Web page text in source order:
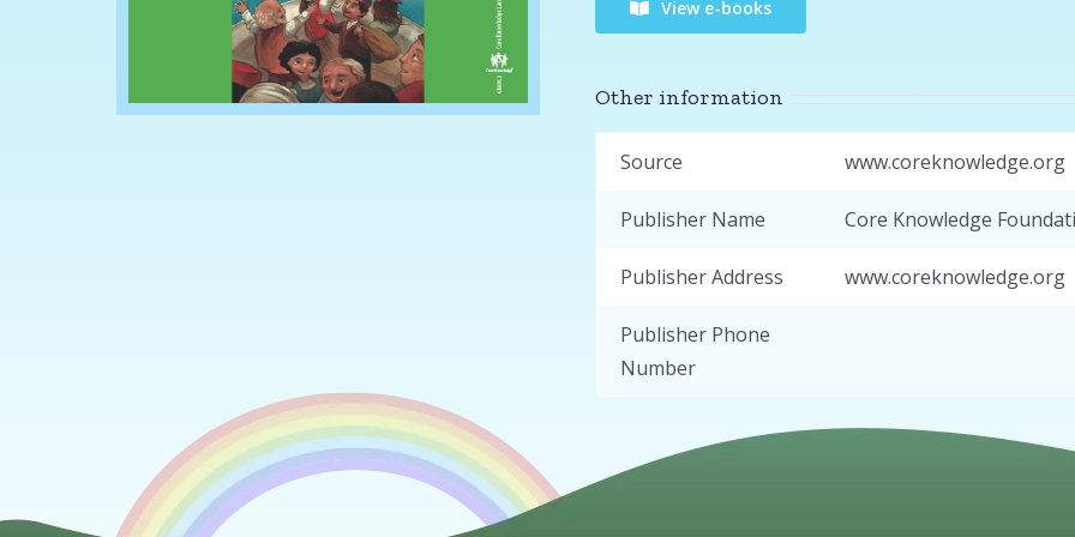
View e-books
Other information
Source www.coreknowledge.org
Publisher Name Core Knowledge
Publisher Address www.coreknowledge.org
Publisher Phone
Number